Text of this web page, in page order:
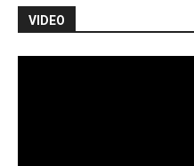
VIDEO